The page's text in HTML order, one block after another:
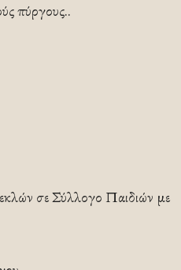
πύργους..
σε Σύλλογο Παιδιών με